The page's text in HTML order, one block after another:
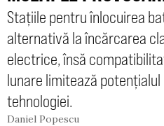
Stațiile pentru înlocuirea
alternativă la încărcarea
electrice, însă
lunare limitează
tehnologiei.
Daniel Popescu